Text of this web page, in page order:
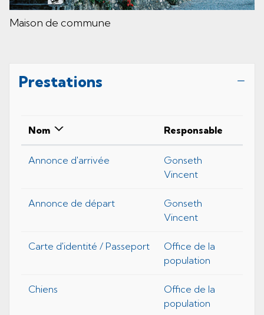
Maison de commune
Prestations
Nom Responsable
Annonce d'arrivée
Gonseth
Vincent
Annonce de départ
Gonseth
Vincent
Carte d'identité / Passeport
Office de la
population
Chiens
Office de la
population